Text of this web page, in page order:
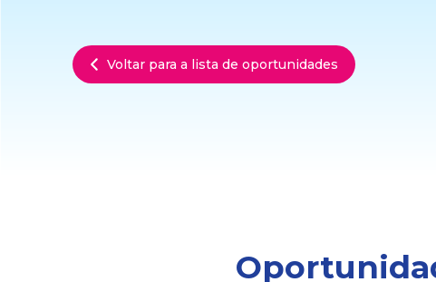
Voltar para a lista de oportunidades